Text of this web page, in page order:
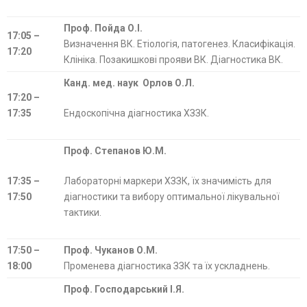
17:05 –
17:20
Проф. Пойда О.І.
Визначення ВК. Етіологія, патогенез. Класифікація.
Клініка. Позакишкові прояви ВК. Діагностика ВК.
17:20 –
17:35
Канд. мед. наук Орлов О.Л.
Ендоскопічна діагностика ХЗЗК.
17:35 –
17:50
Проф. Степанов Ю.М.
Лабораторні маркери ХЗЗК, їх значимість для
діагностики та вибору оптимальної лікувальної
тактики.
17:50 –
18:00
Проф. Чуканов О.М.
Променева діагностика ЗЗК та їх ускладнень.
Проф. Господарський І.Я.